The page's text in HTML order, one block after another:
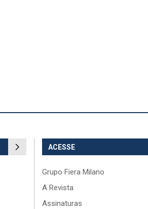
ACESSE
Grupo Fiera Milano
A Revista
Assinaturas